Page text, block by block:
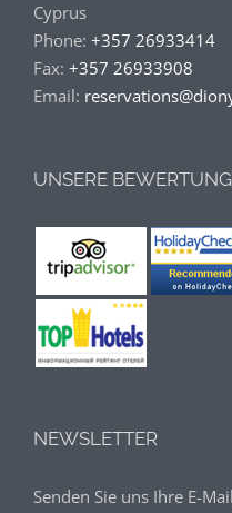
Cyprus
Phone: +357 26933414
Fax: +357 26933908
Email:
UNSERE
NEWSLETTER
Senden Sie uns Ihre E-